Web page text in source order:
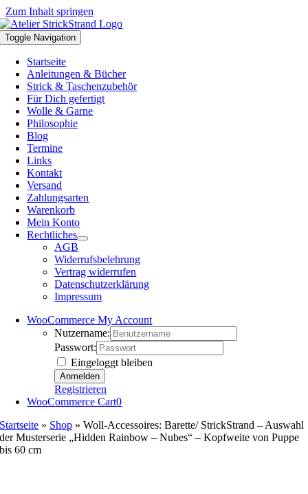
Zum Inhalt springen
Toggle Navigation
Startseite
Anleitungen & Bücher
Strick & Taschenzubehör
Für Dich gefertigt
Wolle & Garne
Philosophie
Blog
Termine
Links
Kontakt
Versand
Zahlungsarten
Warenkorb
Mein Konto
Rechtliches
AGB
Widerrufsbelehrung
Vertrag widerrufen
Datenschutzerklärung
Impressum
WooCommerce My Account
Nutzername:
Passwort:
Eingeloggt bleiben
Registrieren
WooCommerce Cart0
Startseite » Shop »Woll-Accessoires: Barette/ StrickStrand – Auswahl
der Musterserie „Hidden Rainbow – Nubes“ – Kopfweite von Puppe
bis 60 cm